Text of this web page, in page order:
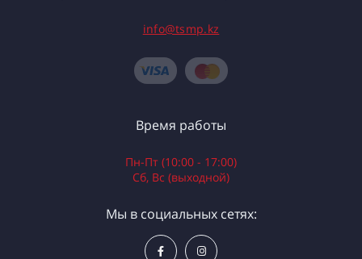
info@tsmp.kz
Время работы
Пн-Пт (10:00 - 17:00)
Сб, Вс (выходной)
Мы в социальных сетях: